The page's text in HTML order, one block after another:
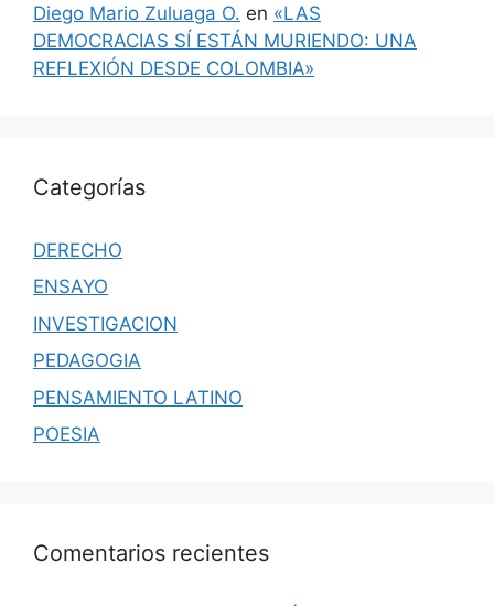
Diego Mario Zuluaga O. en «LAS
DEMOCRACIAS SÍ ESTÁN MURIENDO: UNA
REFLEXIÓN DESDE COLOMBIA»
Categorías
DERECHO
ENSAYO
INVESTIGACION
PEDAGOGIA
PENSAMIENTO LATINO
POESIA
Comentarios recientes